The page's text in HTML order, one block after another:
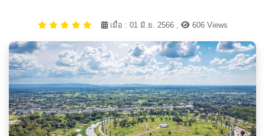
เมื่อ : 01 มิ.ย. 2566 , 606 Views